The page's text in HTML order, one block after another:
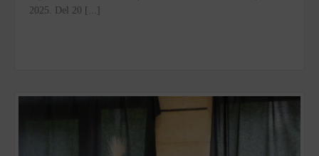
2025. Del 20 [...]